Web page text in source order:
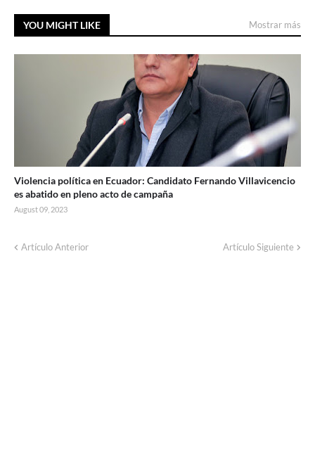
YOU MIGHT LIKE Mostrar más
Violencia política en Ecuador: Candidato Fernando Villavicencio
es abatido en pleno acto de campaña
August 09, 2023
Artículo Anterior Artículo Siguiente